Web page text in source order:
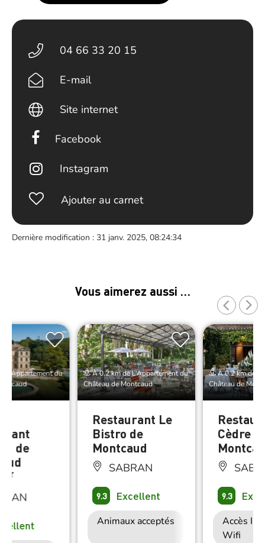
04 66 33 20 15
E-mail
Site internet
Facebook
Instagram
Ajouter au carnet
Dernière modification : 31 janv. 2025, 08:24:34
Vous aimerez aussi …
L’Appartement du
de
À 0.2 km de L’Appartement du
Château de Montcaud
Restaurant Le
Bistro de
Montcaud
SABRAN
9.3 Excellent
Animaux acceptés
Accès Internet
À 0.2 km de
Château de
Cèdre
9.3
Accès
Wifi